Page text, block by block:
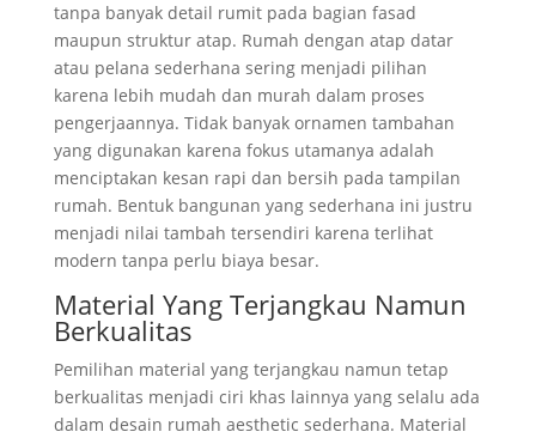
tanpa banyak detail rumit pada bagian fasad
maupun struktur atap. Rumah dengan atap datar
atau pelana sederhana sering menjadi pilihan
karena lebih mudah dan murah dalam proses
pengerjaannya. Tidak banyak ornamen tambahan
yang digunakan karena fokus utamanya adalah
menciptakan kesan rapi dan bersih pada tampilan
rumah. Bentuk bangunan yang sederhana ini justru
menjadi nilai tambah tersendiri karena terlihat
modern tanpa perlu biaya besar.
Material Yang Terjangkau Namun
Berkualitas
Pemilihan material yang terjangkau namun tetap
berkualitas menjadi ciri khas lainnya yang selalu ada
dalam desain rumah aesthetic sederhana. Material